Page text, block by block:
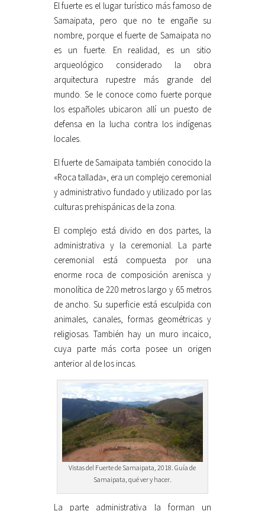
El fuerte es el lugar turístico más famoso de
Samaipata, pero que no te engañe su
nombre, porque el fuerte de Samaipata no
es un fuerte. En realidad, es un sitio
arqueológico considerado la obra
arquitectura rupestre más grande del
mundo. Se le conoce como fuerte porque
los españoles ubicaron allí un puesto de
defensa en la lucha contra los indígenas
locales.
El fuerte de Samaipata también conocido la
«Roca tallada», era un complejo ceremonial
y administrativo fundado y utilizado por las
culturas prehispánicas de la zona.
El complejo está divido en dos partes, la
administrativa y la ceremonial. La parte
ceremonial está compuesta por una
enorme roca de composición arenisca y
monolítica de 220 metros largo y 65 metros
de ancho. Su superficie está esculpida con
animales, canales, formas geométricas y
religiosas. También hay un muro incaico,
cuya parte más corta posee un origen
anterior al de los incas.
Vistas del Fuerte de Samaipata, 2018. Guía de
Samaipata, qué ver y hacer.
La parte administrativa la forman un